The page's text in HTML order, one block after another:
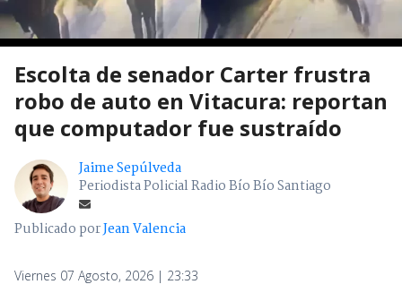
Escolta de senador Carter frustra
robo de auto en Vitacura: reportan
que computador fue sustraído
Jaime Sepúlveda
Periodista Policial Radio Bío Bío Santiago
Publicado porJean Valencia
Viernes 07 Agosto, 2026 | 23:33